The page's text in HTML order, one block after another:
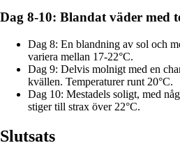
Dag 8-10: Blandat väder med
Dag 8: En blandning av sol och
variera mellan 17-22°C.
Dag 9: Delvis molnigt med en
kvällen. Temperaturer runt 20°C.
Dag 10: Mestadels soligt, med
stiger till strax över 22°C.
Slutsats